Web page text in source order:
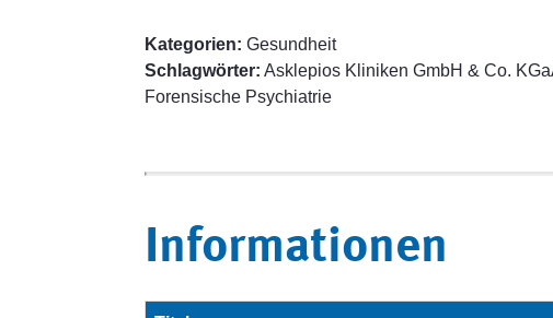
Kategorien: Gesundheit
Schlagwörter: Asklepios Kliniken GmbH & Co.
Forensische Psychiatrie
Informationen